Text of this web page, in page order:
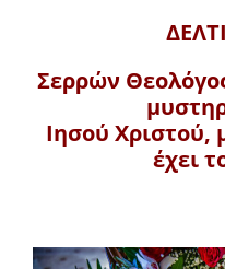
Σερρών
Ιησού Χριστού,
έχει